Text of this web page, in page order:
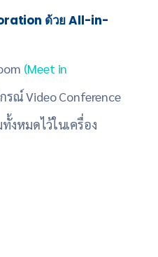
ด้วย All-in-
(Meet in
รณ์ Video Conference
งหมดไว้ในเครื่อง